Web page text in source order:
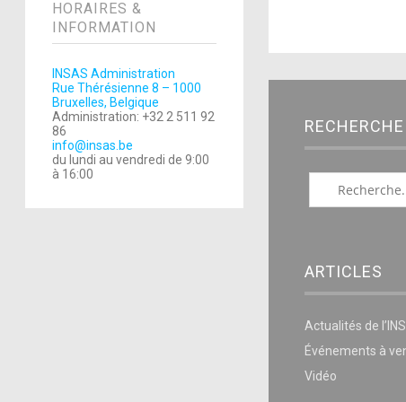
HORAIRES &
INFORMATION
INSAS Administration
Rue Thérésienne 8 – 1000
Bruxelles, Belgique
Administration: +32 2 511 92
86
info@insas.be
du lundi au vendredi de 9:00
à 16:00
RECHERCHE
ARTICLES
Actualités de
Événements à
Vidéo